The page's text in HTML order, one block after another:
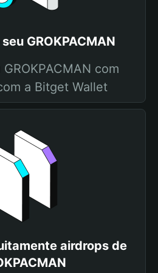
GROKPACMAN
com
a Bitget Wallet
airdrops de